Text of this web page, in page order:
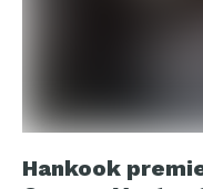
Hankook